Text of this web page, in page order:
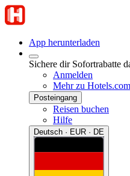
App herunterladen
Sichere dir Sofortrabatte
Anmelden
Mehr zu
Posteingang
Reisen buchen
Hilfe
Deutsch · EUR · DE